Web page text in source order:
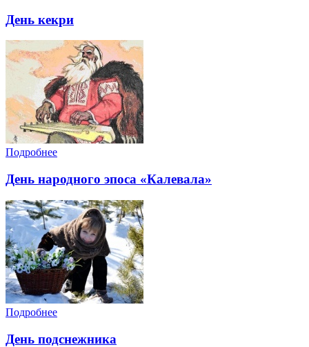
День кекри
Подробнее
День народного эпоса «Калевала»
Подробнее
День подснежника